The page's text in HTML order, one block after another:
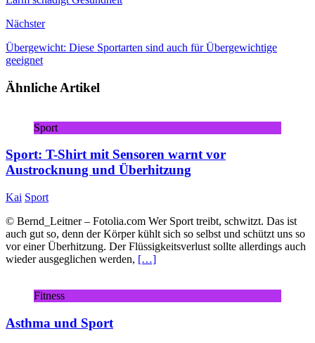
Nächster
Übergewicht: Diese Sportarten sind auch für Übergewichtige
geeignet
Ähnliche Artikel
Sport
Sport: T-Shirt mit Sensoren warnt vor
Austrocknung und Überhitzung
Kai Sport
© Bernd_Leitner – Fotolia.com Wer Sport treibt, schwitzt. Das ist
auch gut so, denn der Körper kühlt sich so selbst und schützt uns so
vor einer Überhitzung. Der Flüssigkeitsverlust sollte allerdings auch
wieder ausgeglichen werden, […]
Fitness
Asthma und Sport